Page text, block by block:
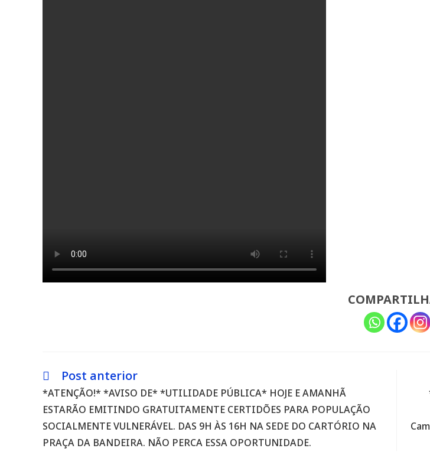
Leia
artigos
Post anterior
*ATENÇÃO!* *AVISO DE* *UTILIDADE PÚBLICA* HOJE E AMANHÃ
ESTARÃO EMITINDO GRATUITAMENTE CERTIDÕES PARA POPULAÇÃO
SOCIALMENTE VULNERÁVEL. DAS 9H ÀS 16H NA SEDE DO CARTÓRIO NA
PRAÇA DA BANDEIRA. NÃO PERCA ESSA OPORTUNIDADE.